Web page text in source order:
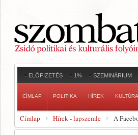
ELŐFIZETÉS 1% SZEMINÁRIUM
CÍMLAP POLITIKA HÍREK KULTÚRA
Címlap Hírek - lapszemle A